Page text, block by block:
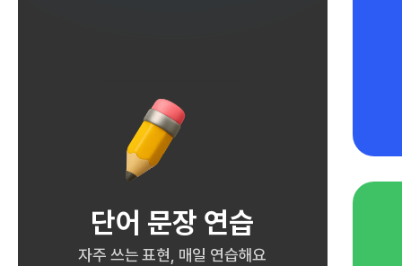
단어 문장 연습
자주 쓰는 표현, 매일 연습해요